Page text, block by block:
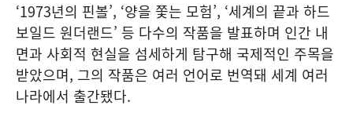
‘1973년의 핀볼’, ‘양을 쫓는 모험’, ‘세계의 끝과 하드
보일드 원더랜드’ 등 다수의 작품을 발표하며 인간 내
면과 사회적 현실을 섬세하게 탐구해 국제적인 주목을
받았으며, 그의 작품은 여러 언어로 번역돼 세계 여러
나라에서 출간됐다.